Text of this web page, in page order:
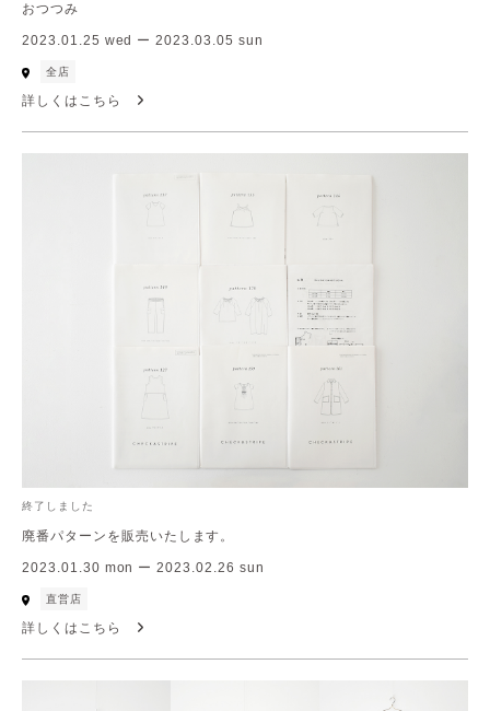
おつつみ
2023.01.25 wed ー 2023.03.05 sun
全店
詳しくはこちら
終了しました
廃番パターンを販売いたします。
2023.01.30 mon ー 2023.02.26 sun
直営店
詳しくはこちら